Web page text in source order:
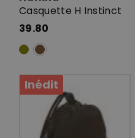
Casquette H Instinct
39.80
Inédit